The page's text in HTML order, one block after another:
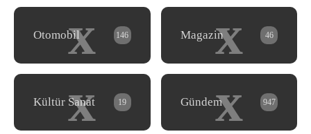
x
Otomobil 146 x
Magazin 46
x
Kültür Sanat 19 x
Gündem 947